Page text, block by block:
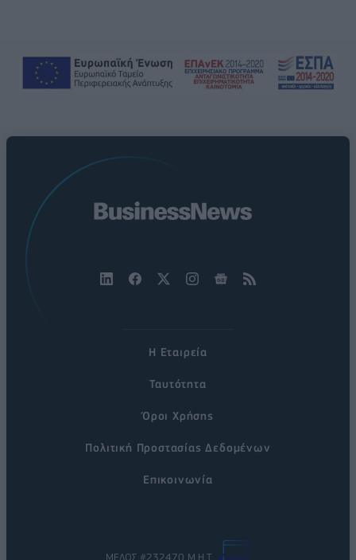
Η Εταιρεία
Ταυτότητα
Όροι Χρήσης
Πολιτική Προστασίας Δεδομένων
Επικοινωνία